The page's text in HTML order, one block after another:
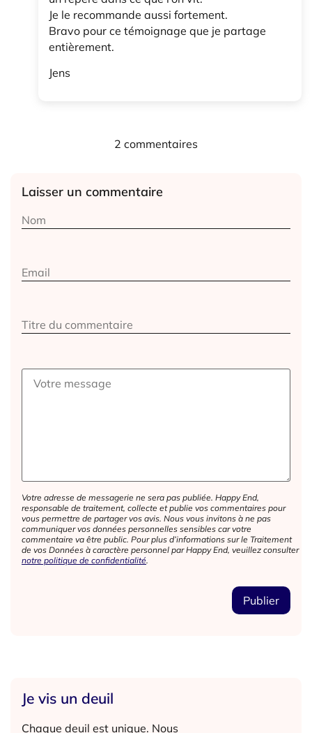
Je le recommande aussi fortement.
Bravo pour ce témoignage que je partage
entièrement.
Jens
2 commentaires
Laisser un commentaire
Votre adresse de messagerie ne sera pas publiée. Happy End,
responsable de traitement, collecte et publie vos commentaires pour
vous permettre de partager vos avis. Nous vous invitons à ne pas
communiquer vos données personnelles sensibles car votre
commentaire va être public. Pour plus d’informations sur le Traitement
de vos Données à caractère personnel par Happy End, veuillez consulter
notre politique de confidentialité.
Alternative:
Je vis un deuil
Chaque deuil est unique. Nous